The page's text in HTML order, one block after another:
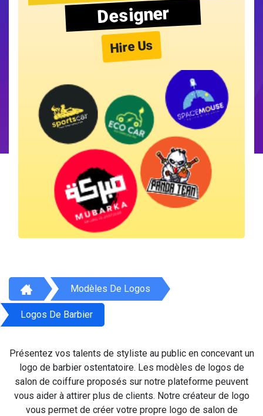
Designer
Hire Us
Modèles De Logos
Logos De Barbier
Présentez vos talents de styliste au public en concevant un
logo de barbier ostentatoire. Les modèles de logos de
salon de coiffure proposés sur notre plateforme peuvent
vous aider à attirer plus de clients. Notre créateur de logo
vous permet de créer votre propre logo de salon de